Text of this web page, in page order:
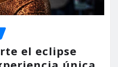
el eclipse